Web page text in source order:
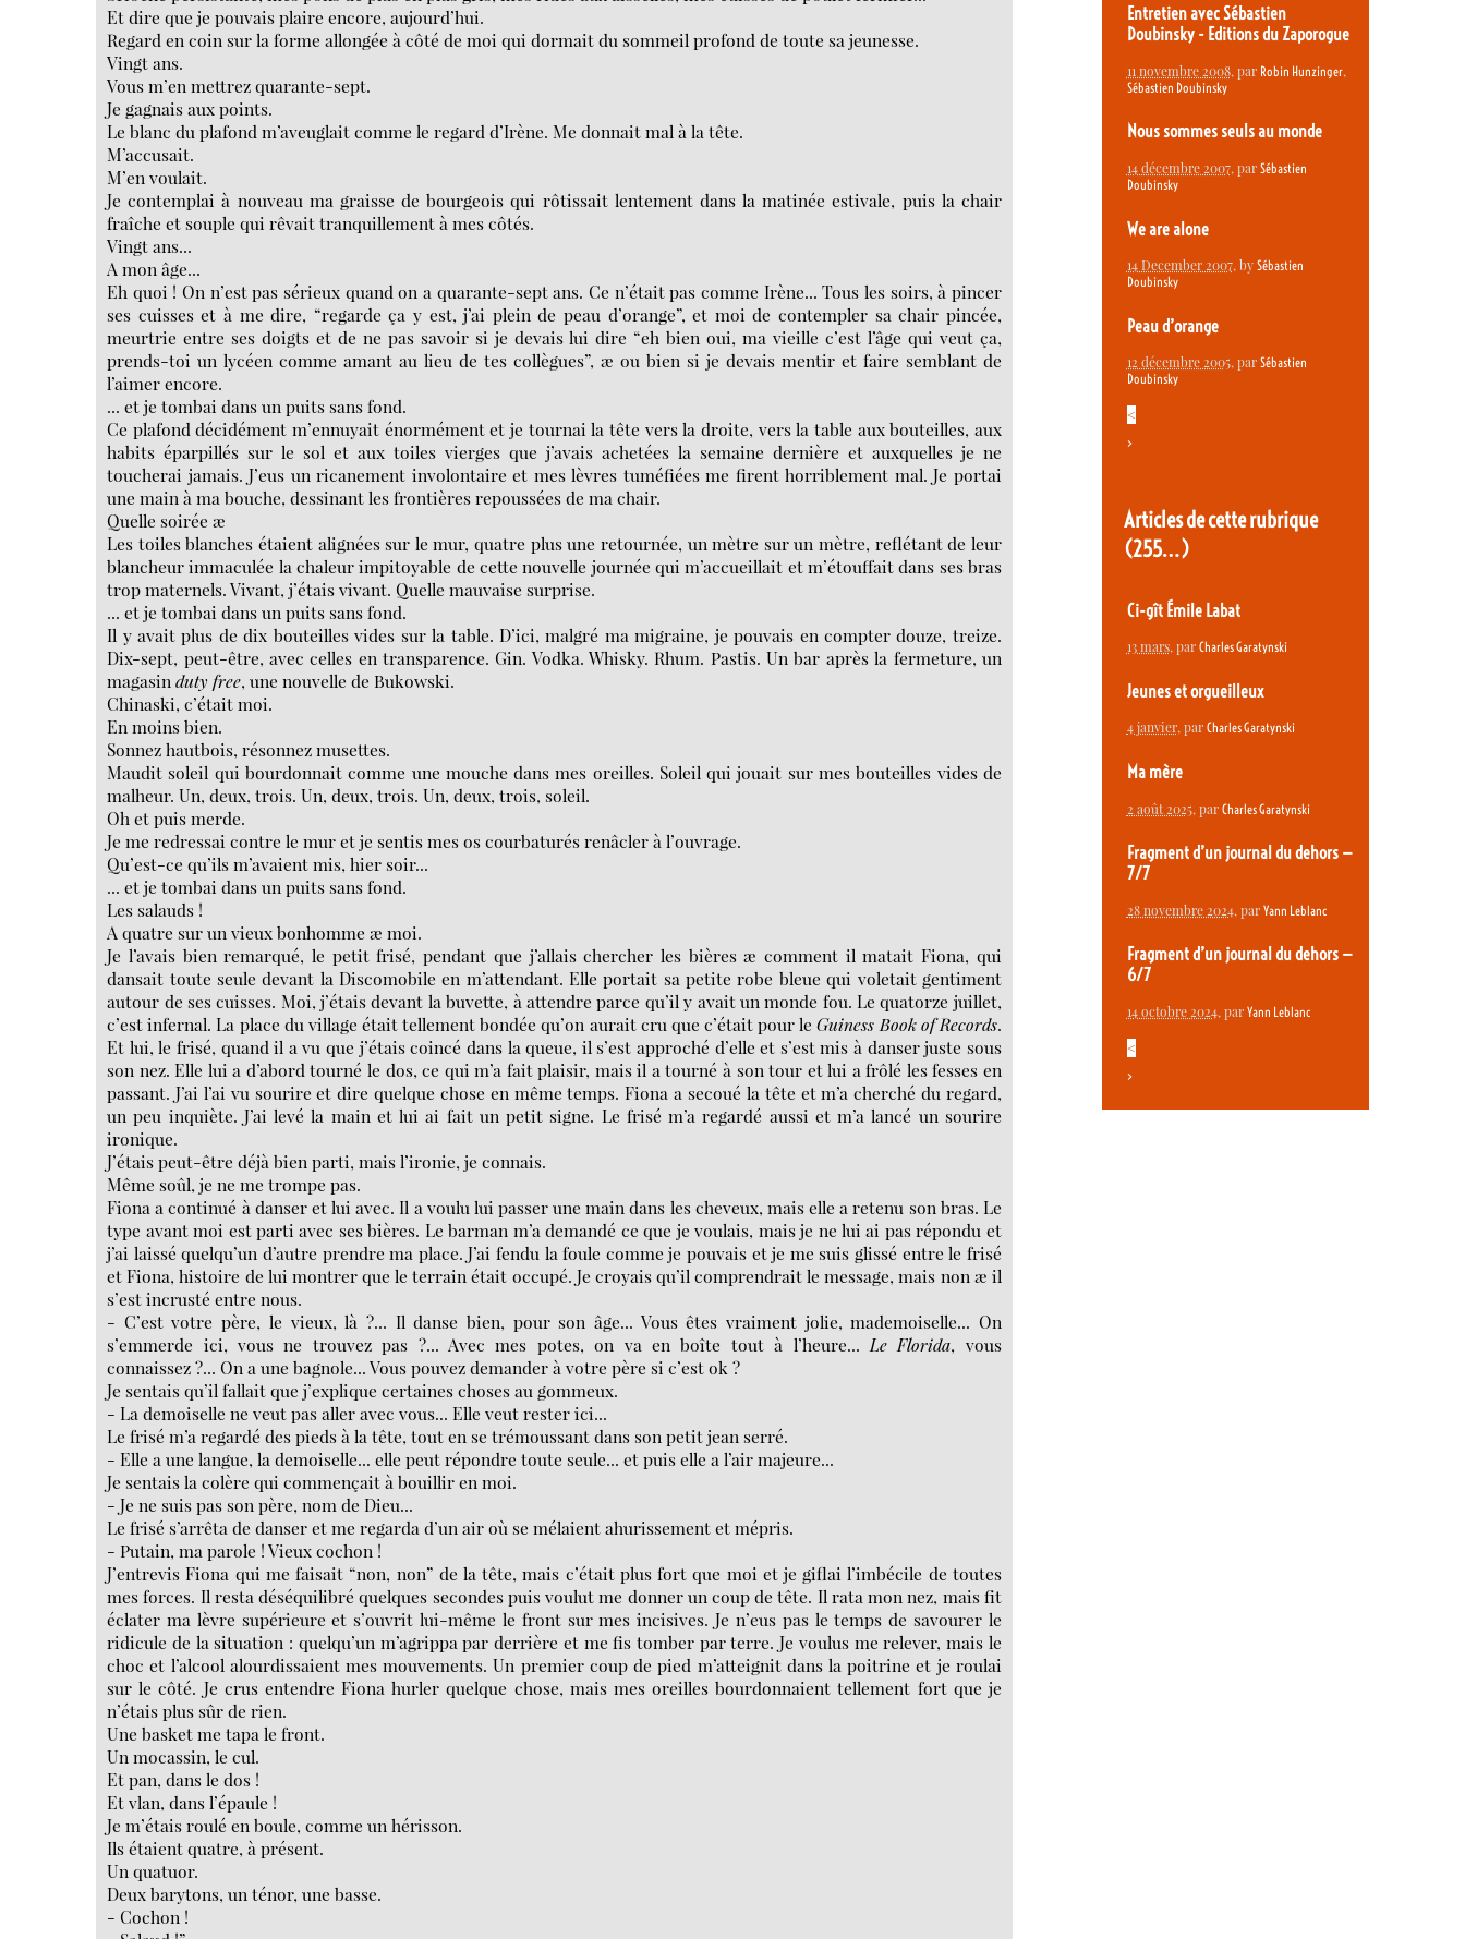
Et dire que je pouvais plaire encore, aujourd’hui.
Regard en coin sur la forme allongée à côté de moi qui dormait du sommeil profond de toute sa jeunesse.
Vingt ans.
Vous m’en mettrez quarante-sept.
Je gagnais aux points.
Le blanc du plafond m’aveuglait comme le regard d’Irène. Me donnait mal à la tête.
M’accusait.
M’en voulait.
Je contemplai à nouveau ma graisse de bourgeois qui rôtissait lentement dans la matinée estivale, puis la chair
fraîche et souple qui rêvait tranquillement à mes côtés.
Vingt ans...
A mon âge...
Eh quoi ! On n’est pas sérieux quand on a quarante-sept ans. Ce n’était pas comme Irène... Tous les soirs, à pincer
ses cuisses et à me dire, “regarde ça y est, j’ai plein de peau d’orange”, et moi de contempler sa chair pincée,
meurtrie entre ses doigts et de ne pas savoir si je devais lui dire “eh bien oui, ma vieille c’est l’âge qui veut ça,
prends-toi un lycéen comme amant au lieu de tes collègues”, æ ou bien si je devais mentir et faire semblant de
l’aimer encore.
... et je tombai dans un puits sans fond.
Ce plafond décidément m’ennuyait énormément et je tournai la tête vers la droite, vers la table aux bouteilles, aux
habits éparpillés sur le sol et aux toiles vierges que j’avais achetées la semaine dernière et auxquelles je ne
toucherai jamais. J’eus un ricanement involontaire et mes lèvres tuméfiées me firent horriblement mal. Je portai
une main à ma bouche, dessinant les frontières repoussées de ma chair.
Quelle soirée æ
Les toiles blanches étaient alignées sur le mur, quatre plus une retournée, un mètre sur un mètre, reflétant de leur
blancheur immaculée la chaleur impitoyable de cette nouvelle journée qui m’accueillait et m’étouffait dans ses bras
trop maternels. Vivant, j’étais vivant. Quelle mauvaise surprise.
... et je tombai dans un puits sans fond.
Il y avait plus de dix bouteilles vides sur la table. D’ici, malgré ma migraine, je pouvais en compter douze, treize.
Dix-sept, peut-être, avec celles en transparence. Gin. Vodka. Whisky. Rhum. Pastis. Un bar après la fermeture, un
magasinduty free, une nouvelle de Bukowski.
Chinaski, c’était moi.
En moins bien.
Sonnez hautbois, résonnez musettes.
Maudit soleil qui bourdonnait comme une mouche dans mes oreilles. Soleil qui jouait sur mes bouteilles vides de
malheur. Un, deux, trois. Un, deux, trois. Un, deux, trois, soleil.
Oh et puis merde.
Je me redressai contre le mur et je sentis mes os courbaturés renâcler à l’ouvrage.
Qu’est-ce qu’ils m’avaient mis, hier soir...
... et je tombai dans un puits sans fond.
Les salauds !
A quatre sur un vieux bonhomme æ moi.
Je l’avais bien remarqué, le petit frisé, pendant que j’allais chercher les bières æ comment il matait Fiona, qui
dansait toute seule devant la Discomobile en m’attendant. Elle portait sa petite robe bleue qui voletait gentiment
autour de ses cuisses. Moi, j’étais devant la buvette, à attendre parce qu’il y avait un monde fou. Le quatorze juillet,
c’est infernal. La place du village était tellement bondée qu’on aurait cru que c’était pour leGuiness Book of Records.
Et lui, le frisé, quand il a vu que j’étais coincé dans la queue, il s’est approché d’elle et s’est mis à danser juste sous
son nez. Elle lui a d’abord tourné le dos, ce qui m’a fait plaisir, mais il a tourné à son tour et lui a frôlé les fesses en
passant. J’ai l’ai vu sourire et dire quelque chose en même temps. Fiona a secoué la tête et m’a cherché du regard,
un peu inquiète. J’ai levé la main et lui ai fait un petit signe. Le frisé m’a regardé aussi et m’a lancé un sourire
ironique.
J’étais peut-être déjà bien parti, mais l’ironie, je connais.
Même soûl, je ne me trompe pas.
Fiona a continué à danser et lui avec. Il a voulu lui passer une main dans les cheveux, mais elle a retenu son bras. Le
type avant moi est parti avec ses bières. Le barman m’a demandé ce que je voulais, mais je ne lui ai pas répondu et
j’ai laissé quelqu’un d’autre prendre ma place. J’ai fendu la foule comme je pouvais et je me suis glissé entre le frisé
et Fiona, histoire de lui montrer que le terrain était occupé. Je croyais qu’il comprendrait le message, mais non æ il
s’est incrusté entre nous.
- C’est votre père, le vieux, là ?... Il danse bien, pour son âge... Vous êtes vraiment jolie, mademoiselle... On
s’emmerde ici, vous ne trouvez pas ?... Avec mes potes, on va en boîte tout à l’heure... Le Florida, vous
connaissez ?... On a une bagnole... Vous pouvez demander à votre père si c’est ok ?
Je sentais qu’il fallait que j’explique certaines choses au gommeux.
- La demoiselle ne veut pas aller avec vous... Elle veut rester ici...
Le frisé m’a regardé des pieds à la tête, tout en se trémoussant dans son petit jean serré.
- Elle a une langue, la demoiselle... elle peut répondre toute seule... et puis elle a l’air majeure...
Je sentais la colère qui commençait à bouillir en moi.
- Je ne suis pas son père, nom de Dieu...
Le frisé s’arrêta de danser et me regarda d’un air où se mélaient ahurissement et mépris.
- Putain, ma parole ! Vieux cochon !
J’entrevis Fiona qui me faisait “non, non” de la tête, mais c’était plus fort que moi et je giflai l’imbécile de toutes
mes forces. Il resta déséquilibré quelques secondes puis voulut me donner un coup de tête. Il rata mon nez, mais fit
éclater ma lèvre supérieure et s’ouvrit lui-même le front sur mes incisives. Je n’eus pas le temps de savourer le
ridicule de la situation : quelqu’un m’agrippa par derrière et me fis tomber par terre. Je voulus me relever, mais le
choc et l’alcool alourdissaient mes mouvements. Un premier coup de pied m’atteignit dans la poitrine et je roulai
sur le côté. Je crus entendre Fiona hurler quelque chose, mais mes oreilles bourdonnaient tellement fort que je
n’étais plus sûr de rien.
Une basket me tapa le front.
Un mocassin, le cul.
Et pan, dans le dos !
Et vlan, dans l’épaule !
Je m’étais roulé en boule, comme un hérisson.
Ils étaient quatre, à présent.
Un quatuor.
Deux barytons, un ténor, une basse.
- Cochon !
Entretien avec Sébastien
Doubinsky - Editions du Zaporogue
11 novembre 2008, par Robin Hunzinger,
Sébastien Doubinsky
Nous sommes seuls au monde
14 décembre 2007, par Sébastien
Doubinsky
We are alone
14 December 2007, by Sébastien
Doubinsky
Peau d’orange
12 décembre 2005, par Sébastien
Doubinsky
<
>
Articles de cette rubrique
(255…)
Ci-gît Émile Labat
13 mars, par Charles Garatynski
Jeunes et orgueilleux
4 janvier, par Charles Garatynski
Ma mère
2 août 2025, par Charles Garatynski
Fragment d’un journal du dehors —
7/7
28 novembre 2024, par Yann Leblanc
Fragment d’un journal du dehors —
6/7
14 octobre 2024, par Yann Leblanc
<
>